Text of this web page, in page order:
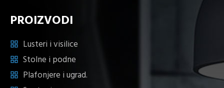
PROIZVODI
Lusteri i visilice
Stolne i podne
Plafonjere i ugrad.